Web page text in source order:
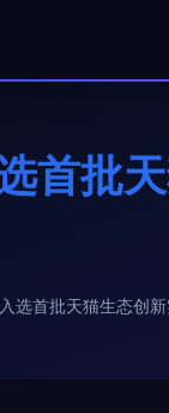
首批
选首批天猫生态创